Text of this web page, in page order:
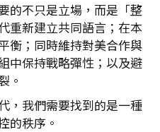
的不只是立場，而是「整
重新建立共同語言；在本
衡；同時維持對美合作與
中保持戰略彈性；以及避
。
，我們需要找到的是一種
的秩序。